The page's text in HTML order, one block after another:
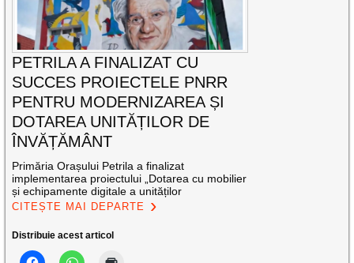
PETRILA A FINALIZAT CU
SUCCES PROIECTELE PNRR
PENTRU MODERNIZAREA ȘI
DOTAREA UNITĂȚILOR DE
ÎNVĂȚĂMÂNT
Primăria Orașului Petrila a finalizat
implementarea proiectului „Dotarea cu mobilier
și echipamente digitale a unităților
CITEȘTE MAI DEPARTE
Distribuie acest articol